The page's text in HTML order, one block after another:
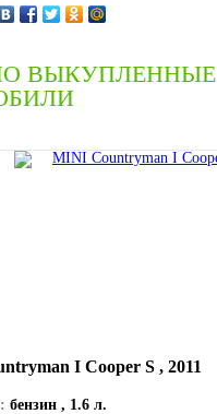
ВЫКУПЛЕННЫЕ
I Cooper S , 2011
бензин , 1.6 л.